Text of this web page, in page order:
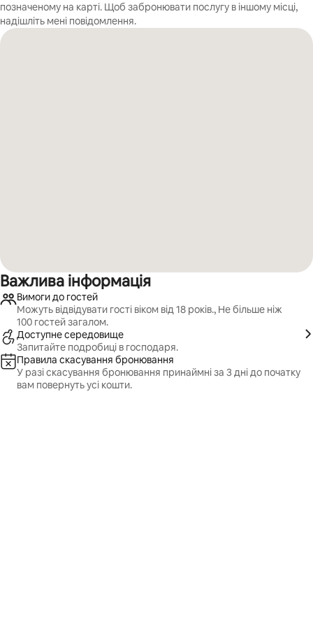
позначеному на карті. Щоб забронювати послугу в іншому місці,
надішліть мені повідомлення.
Важлива інформація
Вимоги до гостей
Можуть відвідувати гості віком від 18 років., Не більше ніж
100 гостей загалом.
Доступне середовище
Запитайте подробиці в господаря.
Правила скасування бронювання
У разі скасування бронювання принаймні за 3 дні до початку
вам повернуть усі кошти.